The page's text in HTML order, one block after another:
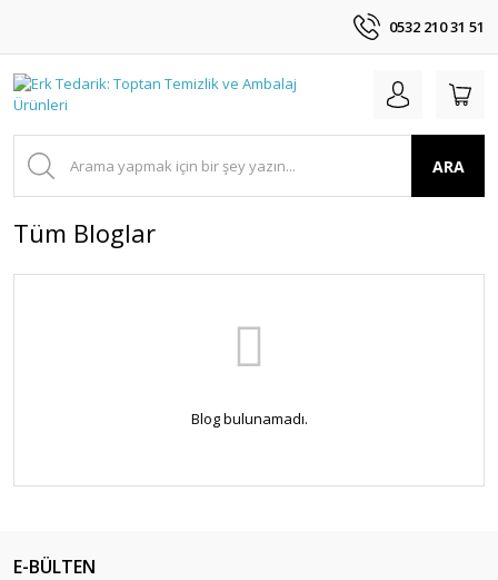
0532 210 31 51
ARA
Tüm Bloglar
Blog bulunamadı.
E-BÜLTEN